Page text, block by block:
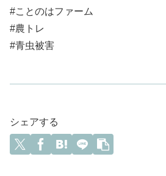
#ことのはファーム
#農トレ
#青虫被害
シェアする